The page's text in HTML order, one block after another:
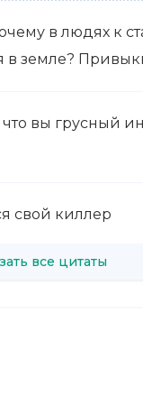
в людях к
в земле?
вы грусный
свой киллер
все цитаты